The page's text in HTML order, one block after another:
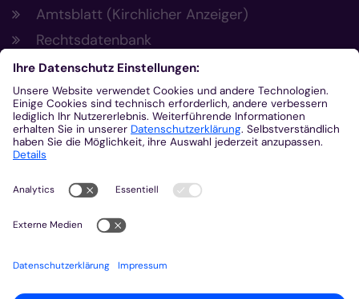
Amtsblatt (Kirchlicher Anzeiger)
Rechtsdatenbank
Meldestelle gemäß Hinweisgeberschutzgesetz
Kontakt
+49 241 452-0
kommunikation@bistum-aachen.de
www.bistum-aachen.de